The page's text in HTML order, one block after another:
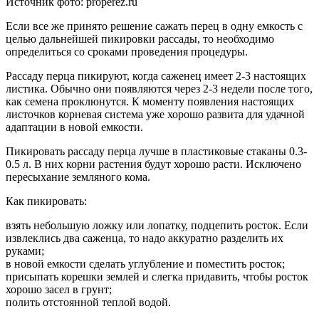
Если все же принято решение сажать перец в одну емкость с
целью дальнейшей пикировки рассады, то необходимо
определиться со сроками проведения процедуры.
Рассаду перца пикируют, когда саженец имеет 2-3 настоящих
листика. Обычно они появляются через 2-3 недели после того,
как семена проклюнутся. К моменту появления настоящих
листочков корневая система уже хорошо развита для удачной
адаптации в новой емкости.
Пикировать рассаду перца лучше в пластиковые стаканы 0.3-
0.5 л. В них корни растения будут хорошо расти. Исключено
пересыхание земляного кома.
Как пикировать:
взять небольшую ложку или лопатку, подцепить росток. Если
извлеклись два саженца, то надо аккуратно разделить их
руками;
в новой емкости сделать углубление и поместить росток;
присыпать корешки землей и слегка придавить, чтобы росток
хорошо засел в грунт;
полить отстоянной теплой водой.